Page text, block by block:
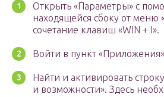
Открыть «Параметры» с
находящейся сбоку от меню
сочетание клавиш «WIN + I».
Войти в пункт
Найти и активировать
и возможности». Здесь